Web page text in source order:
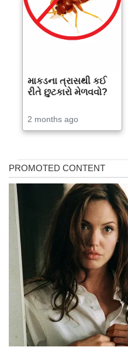
માકડના ત્રાસથી કઈ
રીતે છુટકારો મેળવવો?
2 months ago